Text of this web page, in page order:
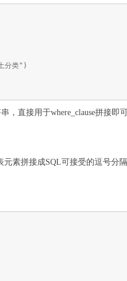
分类")
直接用于where_clause拼接即可
素拼接成SQL可接受的逗号分